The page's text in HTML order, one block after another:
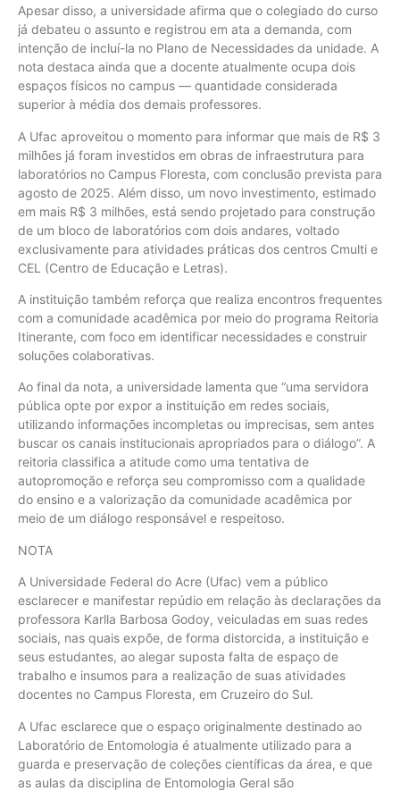
Apesar disso, a universidade afirma que o colegiado do curso
já debateu o assunto e registrou em ata a demanda, com
intenção de incluí-la no Plano de Necessidades da unidade. A
nota destaca ainda que a docente atualmente ocupa dois
espaços físicos no campus — quantidade considerada
superior à média dos demais professores.
A Ufac aproveitou o momento para informar que mais de R$ 3
milhões já foram investidos em obras de infraestrutura para
laboratórios no Campus Floresta, com conclusão prevista para
agosto de 2025. Além disso, um novo investimento, estimado
em mais R$ 3 milhões, está sendo projetado para construção
de um bloco de laboratórios com dois andares, voltado
exclusivamente para atividades práticas dos centros Cmulti e
CEL (Centro de Educação e Letras).
A instituição também reforça que realiza encontros frequentes
com a comunidade acadêmica por meio do programa Reitoria
Itinerante, com foco em identificar necessidades e construir
soluções colaborativas.
Ao final da nota, a universidade lamenta que “uma servidora
pública opte por expor a instituição em redes sociais,
utilizando informações incompletas ou imprecisas, sem antes
buscar os canais institucionais apropriados para o diálogo”. A
reitoria classifica a atitude como uma tentativa de
autopromoção e reforça seu compromisso com a qualidade
do ensino e a valorização da comunidade acadêmica por
meio de um diálogo responsável e respeitoso.
NOTA
A Universidade Federal do Acre (Ufac) vem a público
esclarecer e manifestar repúdio em relação às declarações da
professora Karlla Barbosa Godoy, veiculadas em suas redes
sociais, nas quais expõe, de forma distorcida, a instituição e
seus estudantes, ao alegar suposta falta de espaço de
trabalho e insumos para a realização de suas atividades
docentes no Campus Floresta, em Cruzeiro do Sul.
A Ufac esclarece que o espaço originalmente destinado ao
Laboratório de Entomologia é atualmente utilizado para a
guarda e preservação de coleções científicas da área, e que
as aulas da disciplina de Entomologia Geral são